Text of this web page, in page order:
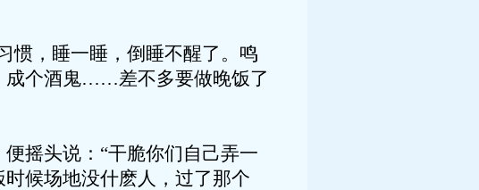
，睡一睡，倒睡不醒了。鸣
成个酒鬼……差不多要做晚饭了
摇头说：“干脆你们自己弄一
候场地没什麽人，过了那个